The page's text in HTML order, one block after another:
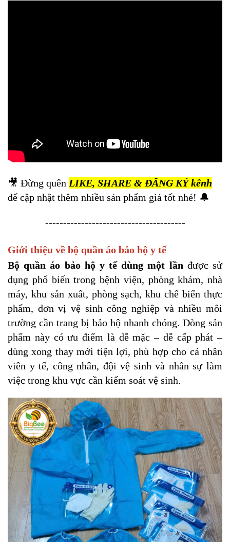
🎥 Đừng quên LIKE, SHARE & ĐĂNG KÝ kênh
để cập nhật thêm nhiều sản phẩm giá tốt nhé! 🔔
---------------------------------------
Giới thiệu về bộ quần áo bảo hộ y tế
Bộ quần áo bảo hộ y tế dùng một lần được sử
dụng phổ biến trong bệnh viện, phòng khám, nhà
máy, khu sản xuất, phòng sạch, khu chế biến thực
phẩm, đơn vị vệ sinh công nghiệp và nhiều môi
trường cần trang bị bảo hộ nhanh chóng. Dòng sản
phẩm này có ưu điểm là dễ mặc – dễ cấp phát –
dùng xong thay mới tiện lợi, phù hợp cho cả nhân
viên y tế, công nhân, đội vệ sinh và nhân sự làm
việc trong khu vực cần kiểm soát vệ sinh.